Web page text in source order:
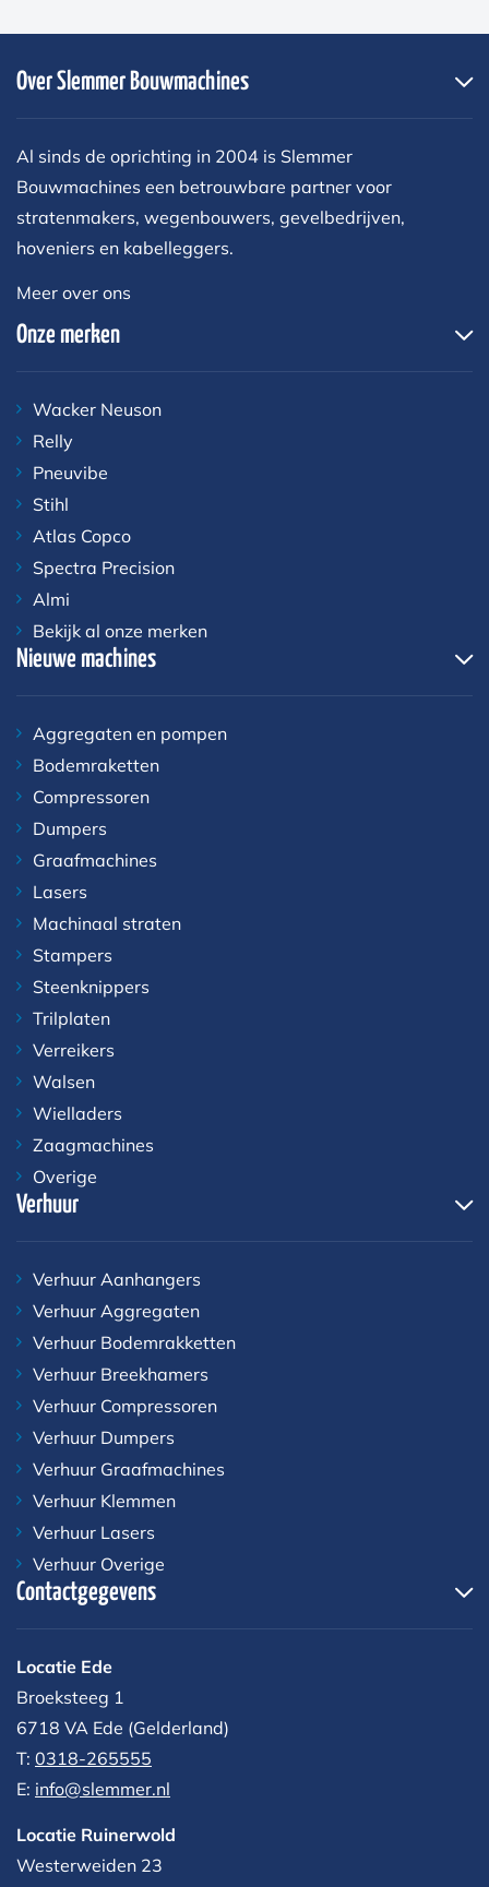
Over Slemmer Bouwmachines
Al sinds de oprichting in 2004 is Slemmer
Bouwmachines een betrouwbare partner voor
stratenmakers, wegenbouwers, gevelbedrijven,
hoveniers en kabelleggers.
Meer over ons
Onze merken
Wacker Neuson
Relly
Pneuvibe
Stihl
Atlas Copco
Spectra Precision
Almi
Bekijk al onze merken
Nieuwe machines
Aggregaten en pompen
Bodemraketten
Compressoren
Dumpers
Graafmachines
Lasers
Machinaal straten
Stampers
Steenknippers
Trilplaten
Verreikers
Walsen
Wielladers
Zaagmachines
Overige
Verhuur
Verhuur Aanhangers
Verhuur Aggregaten
Verhuur Bodemrakketten
Verhuur Breekhamers
Verhuur Compressoren
Verhuur Dumpers
Verhuur Graafmachines
Verhuur Klemmen
Verhuur Lasers
Verhuur Overige
Contactgegevens
Locatie Ede
Broeksteeg 1
6718 VA Ede (Gelderland)
T: 0318-265555
E: info@slemmer.nl
Locatie Ruinerwold
Westerweiden 23